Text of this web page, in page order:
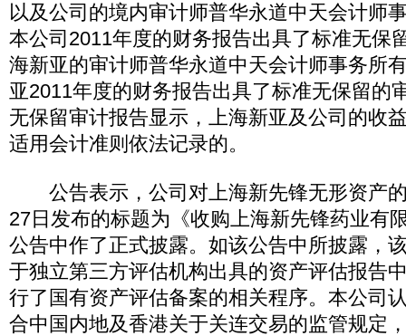
以及公司的境内审计师普华永道中天会计师
本公司2011年度的财务报告出具了标准无保
海新亚的审计师普华永道中天会计师事务所
亚2011年度的财务报告出具了标准无保留的
无保留审计报告显示，上海新亚及公司的收
适用会计准则依法记录的。
公告表示，公司对上海新先锋无形资产的
27日发布的标题为《收购上海新先锋药业有
公告中作了正式披露。如该公告中所披露，
于独立第三方评估机构出具的资产评估报告
行了国有资产评估备案的相关程序。本公司
合中国内地及香港关于关连交易的监管规定